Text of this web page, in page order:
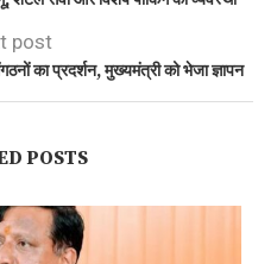
post
का प्रदर्शन, मुख्यमंत्री को भेजा ज्ञापन
POSTS